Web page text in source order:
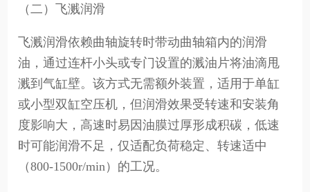
（二）飞溅润滑
飞溅润滑依赖曲轴旋转时带动曲轴箱内的润滑
油，通过连杆小头或专门设置的溅油片将油滴甩
溅到气缸壁。该方式无需额外装置，适用于单缸
或小型双缸空压机，但润滑效果受转速和安装角
度影响大，高速时易因油膜过厚形成积碳，低速
时可能润滑不足，仅适配负荷稳定、转速适中
（800-1500r/min）的工况。